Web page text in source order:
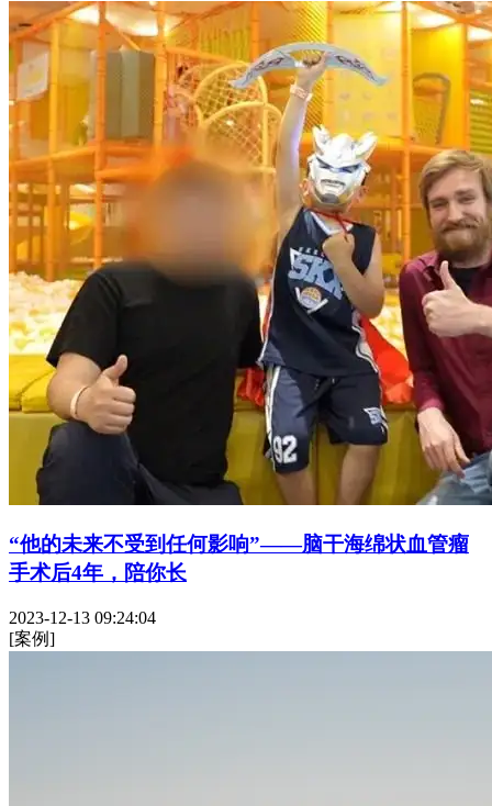
“他的未来不受到任何影响”——脑干海绵状血管瘤
手术后4年，陪你长
2023-12-13 09:24:04
[案例]